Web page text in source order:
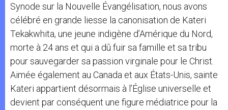
Synode sur la Nouvelle Évangélisation, nous avons
célébré en grande liesse la canonisation de Kateri
Tekakwhita, une jeune indigène d’Amérique du Nord,
morte à 24 ans et qui a dû fuir sa famille et sa tribu
pour sauvegarder sa passion virginale pour le Christ.
Aimée également au Canada et aux États-Unis, sainte
Kateri appartient désormais à l’Église universelle et
devient par conséquent une figure médiatrice pour la